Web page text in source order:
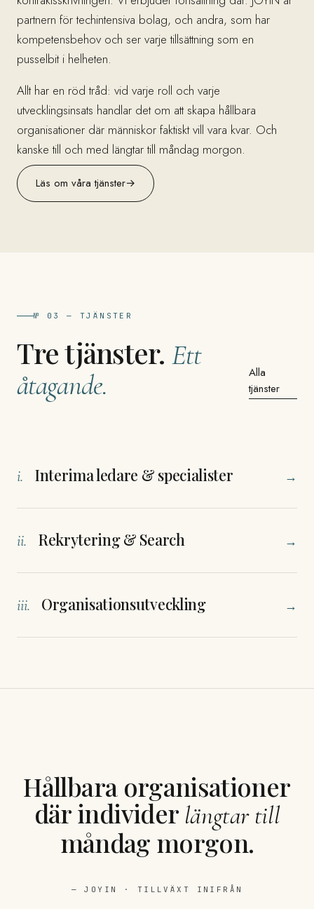
partnern för techintensiva bolag, och andra, som har
kompetensbehov och ser varje tillsättning som en
pusselbit i helheten.
Allt har en röd tråd: vid varje roll och varje
utvecklingsinsats handlar det om att skapa hållbara
organisationer där människor faktiskt vill vara kvar. Och
kanske till och med längtar till måndag morgon.
Läs om våra tjänster→
№ 03 — TJÄNSTER
Tre tjänster. Ett
åtagande.
Alla
tjänster
i. Interima ledare & specialister →
ii. Rekrytering & Search →
iii. Organisationsutveckling →
Hållbara organisationer
där individer längtar till
måndag morgon.
— JOYIN · TILLVÄXT INIFRÅN